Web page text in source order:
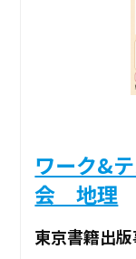
ワーク&
会 地理
東京書籍出